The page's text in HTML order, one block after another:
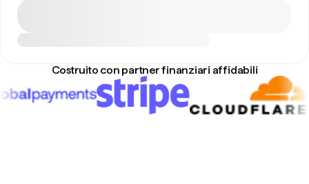
Costruito con partner finanziari affidabili